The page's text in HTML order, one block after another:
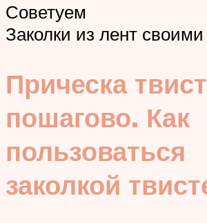
Советуем
Заколки из лент
Прическа твист
пошагово. Как
пользоваться
заколкой